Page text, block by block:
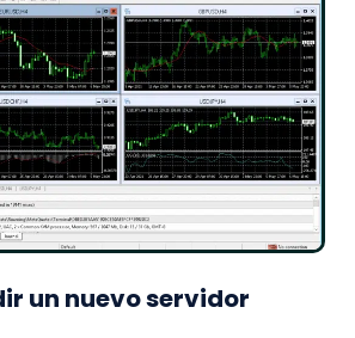
un nuevo servidor